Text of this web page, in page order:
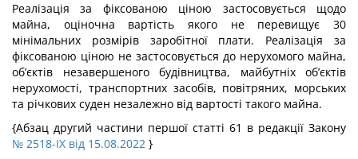
Реалізація за фіксованою ціною застосовується щодо
майна, оціночна вартість якого не перевищує 30
мінімальних розмірів заробітної плати. Реалізація за
фіксованою ціною не застосовується до нерухомого майна,
об’єктів незавершеного будівництва, майбутніх об’єктів
нерухомості, транспортних засобів, повітряних, морських
та річкових суден незалежно від вартості такого майна.
{Абзац другий частини першої статті 61 в редакції Закону
№ 2518-IX від 15.08.2022 }